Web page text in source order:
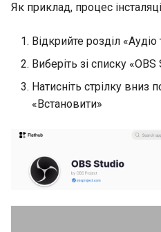
Як приклад, процес
Відкрийте розділ
Виберіть зі списку «OBS
Натисніть стрілку вниз
«Встановити»